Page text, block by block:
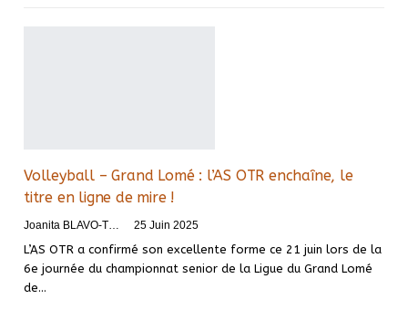
Volleyball – Grand Lomé : l’AS OTR enchaîne, le
titre en ligne de mire !
25 Juin 2025
L’AS OTR a confirmé son excellente forme ce 21 juin lors de la
6e journée du championnat senior de la Ligue du Grand Lomé
de…